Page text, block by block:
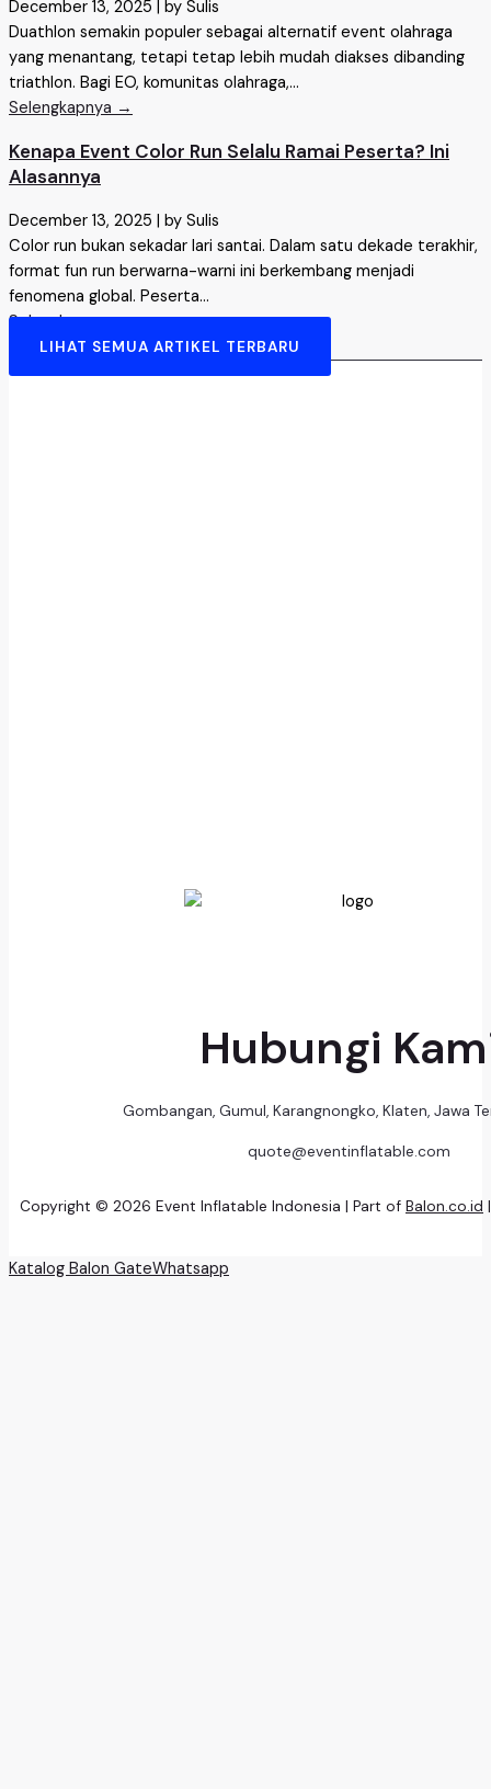
December 13, 2025
by Sulis
Duathlon semakin populer sebagai alternatif event olahraga
yang menantang, tetapi tetap lebih mudah diakses dibanding
triathlon. Bagi EO, komunitas olahraga,...
Selengkapnya →
Kenapa Event Color Run Selalu Ramai Peserta? Ini
Alasannya
December 13, 2025 | by Sulis
Color run bukan sekadar lari santai. Dalam satu dekade terakhir,
format fun run berwarna-warni ini berkembang menjadi
fenomena global. Peserta...
Selengkapnya →
LIHAT SEMUA ARTIKEL TERBARU
Hubungi
Gombangan, Gumul, Karangnongko, Klaten, Jawa
quote@eventinflatable.com
Copyright © 2026 Event Inflatable Indonesia | Part of Balon.co.id
Katalog Balon GateWhatsapp